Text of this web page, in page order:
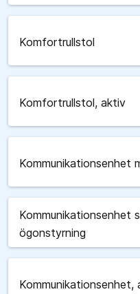
Komfortrullstol
Komfortrullstol, aktiv
Kommunikationsenhet
Kommunikationsenhet
ögonstyrning
Kommunikationsenhet,